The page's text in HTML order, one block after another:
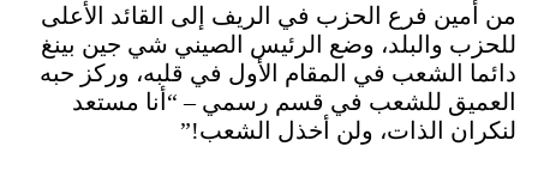
من أمين فرع الحزب في الريف إلى القائد الأعلى
للحزب والبلد، وضع الرئيس الصيني شي جين بينغ
دائما الشعب في المقام الأول في قلبه، وركز حبه
العميق للشعب في قسم رسمي – “أنا مستعد
لنكران الذات، ولن أخذل الشعب!”